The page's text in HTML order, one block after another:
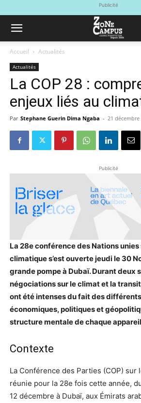
Publicité
Accueil Actualités
Actualités
La COP 28 :
enjeux liés au
Par Stephane Guerin Dima Ngaba - 21 décembre
Publicité
La 28e conférence des Nations
climatique s’est ouverte jeudi le 30
grande pompe à Dubaï. Durant deux
négociations sur le climat et la
ont été intenses du fait des
économiques, politiques et
structure mentale de chaque
Contexte
La Conférence des Parties (COP) sur
réunie pour la 28e fois cette année,
12 décembre à Dubaï, aux Émirats